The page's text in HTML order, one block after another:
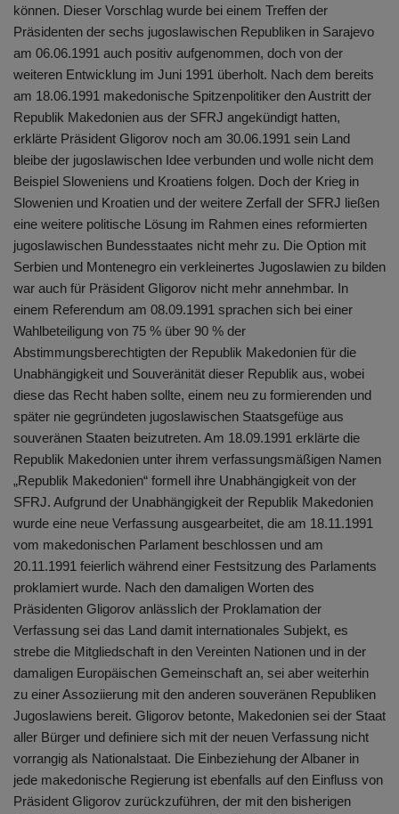
können. Dieser Vorschlag wurde bei einem Treffen der
Präsidenten der sechs jugoslawischen Republiken in Sarajevo
am 06.06.1991 auch positiv aufgenommen, doch von der
weiteren Entwicklung im Juni 1991 überholt. Nach dem bereits
am 18.06.1991 makedonische Spitzenpolitiker den Austritt der
Republik Makedonien aus der SFRJ angekündigt hatten,
erklärte Präsident Gligorov noch am 30.06.1991 sein Land
bleibe der jugoslawischen Idee verbunden und wolle nicht dem
Beispiel Sloweniens und Kroatiens folgen. Doch der Krieg in
Slowenien und Kroatien und der weitere Zerfall der SFRJ ließen
eine weitere politische Lösung im Rahmen eines reformierten
jugoslawischen Bundesstaates nicht mehr zu. Die Option mit
Serbien und Montenegro ein verkleinertes Jugoslawien zu bilden
war auch für Präsident Gligorov nicht mehr annehmbar. In
einem Referendum am 08.09.1991 sprachen sich bei einer
Wahlbeteiligung von 75 % über 90 % der
Abstimmungsberechtigten der Republik Makedonien für die
Unabhängigkeit und Souveränität dieser Republik aus, wobei
diese das Recht haben sollte, einem neu zu formierenden und
später nie gegründeten jugoslawischen Staatsgefüge aus
souveränen Staaten beizutreten. Am 18.09.1991 erklärte die
Republik Makedonien unter ihrem verfassungsmäßigen Namen
„Republik Makedonien“ formell ihre Unabhängigkeit von der
SFRJ. Aufgrund der Unabhängigkeit der Republik Makedonien
wurde eine neue Verfassung ausgearbeitet, die am 18.11.1991
vom makedonischen Parlament beschlossen und am
20.11.1991 feierlich während einer Festsitzung des Parlaments
proklamiert wurde. Nach den damaligen Worten des
Präsidenten Gligorov anlässlich der Proklamation der
Verfassung sei das Land damit internationales Subjekt, es
strebe die Mitgliedschaft in den Vereinten Nationen und in der
damaligen Europäischen Gemeinschaft an, sei aber weiterhin
zu einer Assoziierung mit den anderen souveränen Republiken
Jugoslawiens bereit. Gligorov betonte, Makedonien sei der Staat
aller Bürger und definiere sich mit der neuen Verfassung nicht
vorrangig als Nationalstaat. Die Einbeziehung der Albaner in
jede makedonische Regierung ist ebenfalls auf den Einfluss von
Präsident Gligorov zurückzuführen, der mit den bisherigen